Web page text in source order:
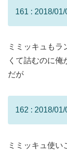
161 : 2018/
ミミッキュもラ
くて詰むのに俺
だが
162 : 2018/
ミミッキュ使い